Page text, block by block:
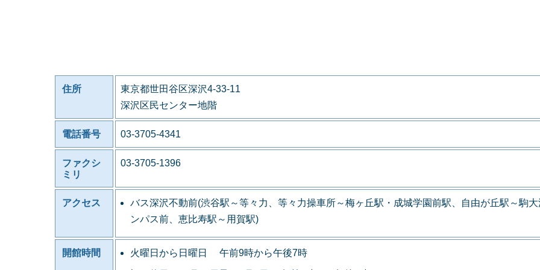
住所
東京都世田谷区深沢4-33-11
深沢区民センター地階
電話番号 03-3705-4341
ファクシ
ミリ
03-3705-1396
アクセス
バス深沢不動前(渋谷駅～等々力、等々力操車所～梅ヶ丘駅・成城学園前駅、自由が丘駅～駒
ンパス前、恵比寿駅～用賀駅)
開館時間 火曜日から日曜日 午前9時から午後7時